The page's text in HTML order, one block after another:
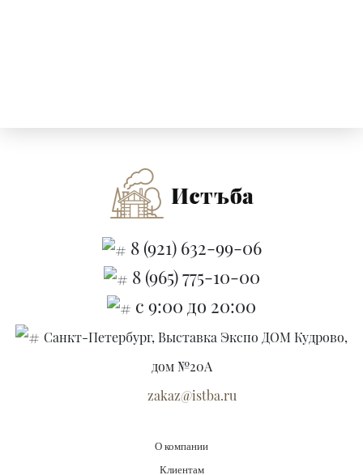
8 (921) 632-99-06
8 (965) 775-10-00
с 9:00 до 20:00
Санкт-Петербург, Выставка Экспо ДОМ Кудрово,
дом №20А
zakaz@istba.ru
О компании
Клиентам